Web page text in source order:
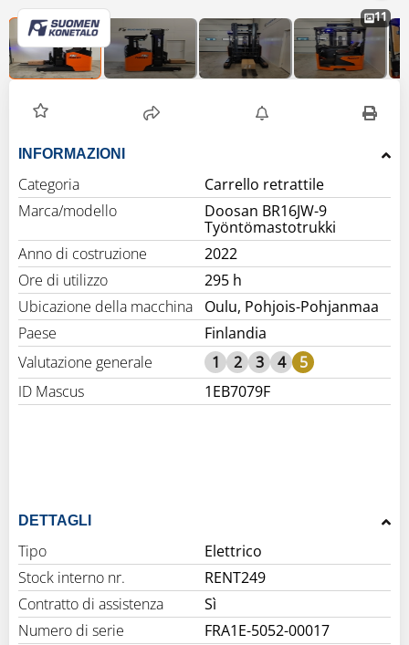
11
INFORMAZIONI
Categoria
Carrello retrattile
Marca/modello
Doosan BR16JW-9
Työntömastotrukki
Anno di costruzione
2022
Ore di utilizzo
295 h
Ubicazione della macchina
Oulu, Pohjois-Pohjanmaa
Paese
Finlandia
Valutazione generale
1 2 3 4
5
ID Mascus
1EB7079F
DETTAGLI
Tipo
Elettrico
Stock interno nr.
RENT249
Contratto di assistenza
Sì
Numero di serie
FRA1E-5052-00017